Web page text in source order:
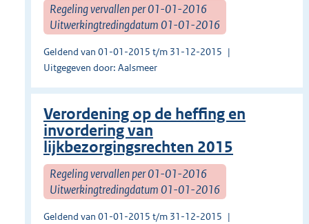
Regeling vervallen per 01-01-2016
Uitwerkingtredingdatum 01-01-2016
Geldend van 01-01-2015 t/m 31-12-2015
Uitgegeven door: Aalsmeer
Verordening op de heffing en
invordering van
lijkbezorgingsrechten 2015
Regeling vervallen per 01-01-2016
Uitwerkingtredingdatum 01-01-2016
Geldend van 01-01-2015 t/m 31-12-2015